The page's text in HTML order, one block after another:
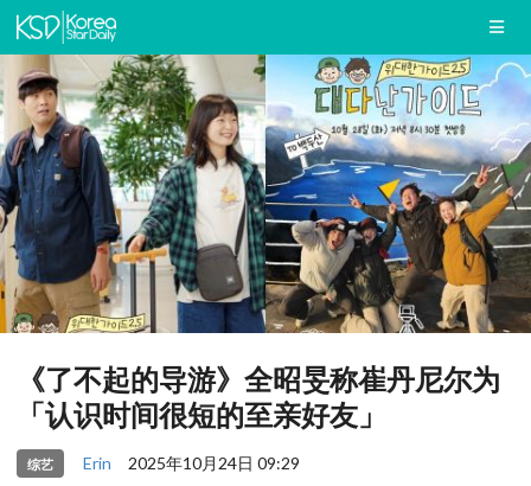
《了不起的导游》全昭旻称崔丹尼尔为
「认识时间很短的至亲好友」
综艺 Erin 2025年10月24日 09:29